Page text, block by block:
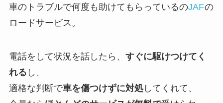
車のトラブルで何度も助けてもらっているのJAFの
ロードサービス。
電話をして状況を話したら、 すぐに駆けつけてく
れる し、
適格な判断で車を傷つけずに対処してくれて、